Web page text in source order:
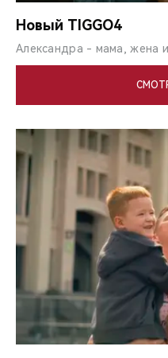
CHERY И СПОРТ
CHERY ДЛЯ ДЕТЕЙ
Новый TIGGO4
Александра - мама, жена